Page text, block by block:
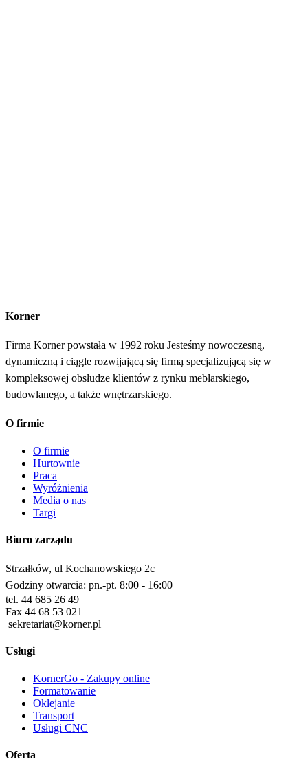
Korner
Firma Korner powstała w 1992 roku Jesteśmy nowoczesną,
dynamiczną i ciągle rozwijającą się firmą specjalizującą się w
kompleksowej obsłudze klientów z rynku meblarskiego,
budowlanego, a także wnętrzarskiego.
O firmie
O firmie
Hurtownie
Praca
Wyróżnienia
Media o nas
Targi
Biuro zarządu
Strzałków, ul Kochanowskiego 2c
Godziny otwarcia: pn.-pt. 8:00 - 16:00
tel. 44 685 26 49
Fax 44 68 53 021
sekretariat@korner.pl
Usługi
KornerGo - Zakupy online
Formatowanie
Oklejanie
Transport
Usługi CNC
Oferta